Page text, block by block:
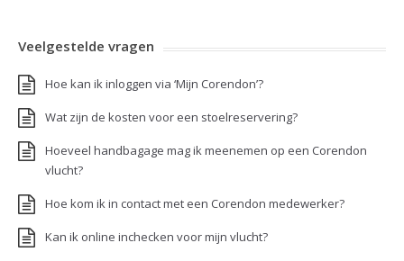
Veelgestelde vragen
Hoe kan ik inloggen via ‘Mijn Corendon’?
Wat zijn de kosten voor een stoelreservering?
Hoeveel handbagage mag ik meenemen op een Corendon
vlucht?
Hoe kom ik in contact met een Corendon medewerker?
Kan ik online inchecken voor mijn vlucht?